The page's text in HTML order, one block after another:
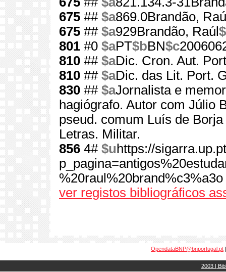
675 ## $a869.0Brandão,
675 ## $a929Brandão, Raúl
801 #0 $aPT$bBN$c
810 ## $aDic. Cron. Aut.
810 ## $aDic. das Lit. Port.
830 ## $aJornalista e
hagiógrafo. Autor com Júlio
pseud. comum Luís de
Letras. Militar.
856 4# $u https://
%20raul%20brand%c3%a3o
ver registos bibliográficos
OpendataBNP@bnportugal.pt
2003 |